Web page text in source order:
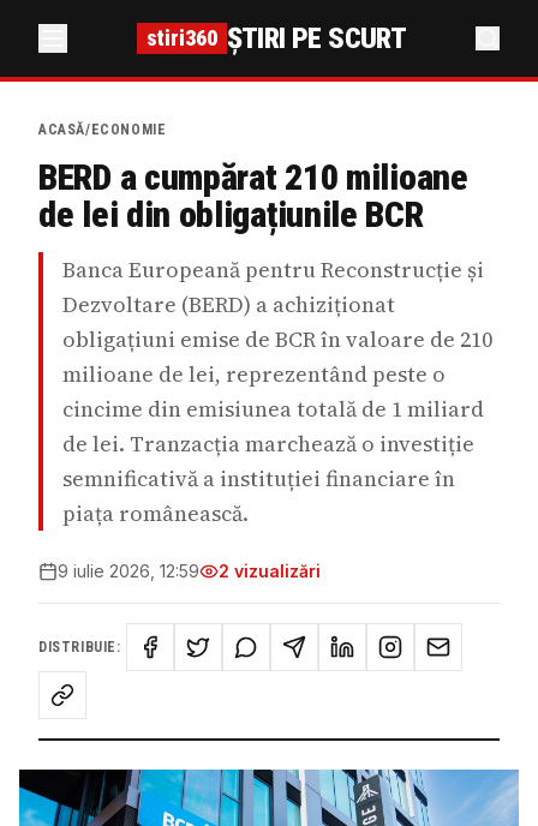
stiri360 ȘTIRI PE SCURT
ACASĂ/ ECONOMIE
BERD a cumpărat 210 milioane
de lei din obligațiunile BCR
Banca Europeană pentru Reconstrucție și
Dezvoltare (BERD) a achiziționat
obligațiuni emise de BCR în valoare de 210
milioane de lei, reprezentând peste o
cincime din emisiunea totală de 1 miliard
de lei. Tranzacția marchează o investiție
semnificativă a instituției financiare în
piața românească.
9 iulie 2026, 12:59 2 vizualizări
DISTRIBUIE: